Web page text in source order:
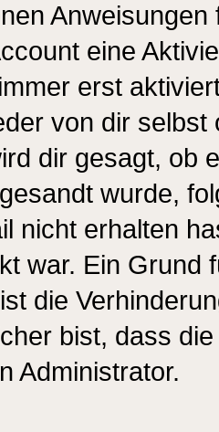
eine
erst
von dir selbst
dir gesagt, ob
wurde,
nicht erhalten
war. Ein Grund
die
bist, dass
Administrator.